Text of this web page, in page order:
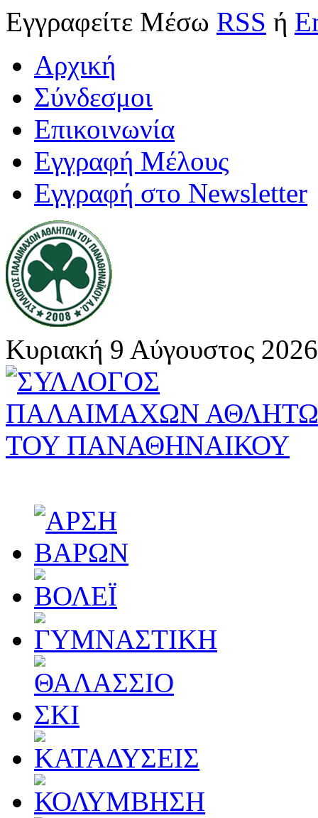
Εγγραφείτε Μέσω RSS ή
Αρχική
Σύνδεσμοι
Επικοινωνία
Εγγραφή Μέλους
Εγγραφή στο Newsletter
Κυριακή 9 Αύγουστος